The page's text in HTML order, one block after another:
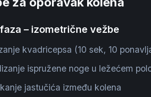
– izometrične vežbe
kvadricepsa (10 sek, 10
ispružene noge u ležećem
jastučića između kolena